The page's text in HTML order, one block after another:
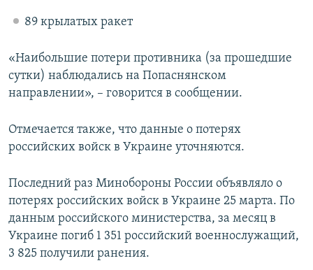
89 крылатых ракет
«Наибольшие потери противника (за прошедшие
сутки) наблюдались на Попаснянском
направлении», – говорится в сообщении.
Отмечается также, что данные о потерях
российских войск в Украине уточняются.
Последний раз Минобороны России объявляло о
потерях российских войск в Украине 25 марта. По
данным российского министерства, за месяц в
Украине погиб 1 351 российский военнослужащий,
3 825 получили ранения.